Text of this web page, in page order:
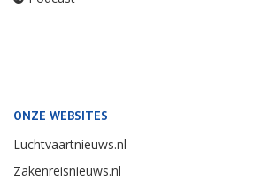
ONZE WEBSITES
Luchtvaartnieuws.nl
Zakenreisnieuws.nl